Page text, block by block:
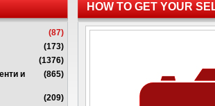
(87)
(173)
(1376)
и
(865)
(209)
HOW TO GET YOUR
MONEY(+27815693240